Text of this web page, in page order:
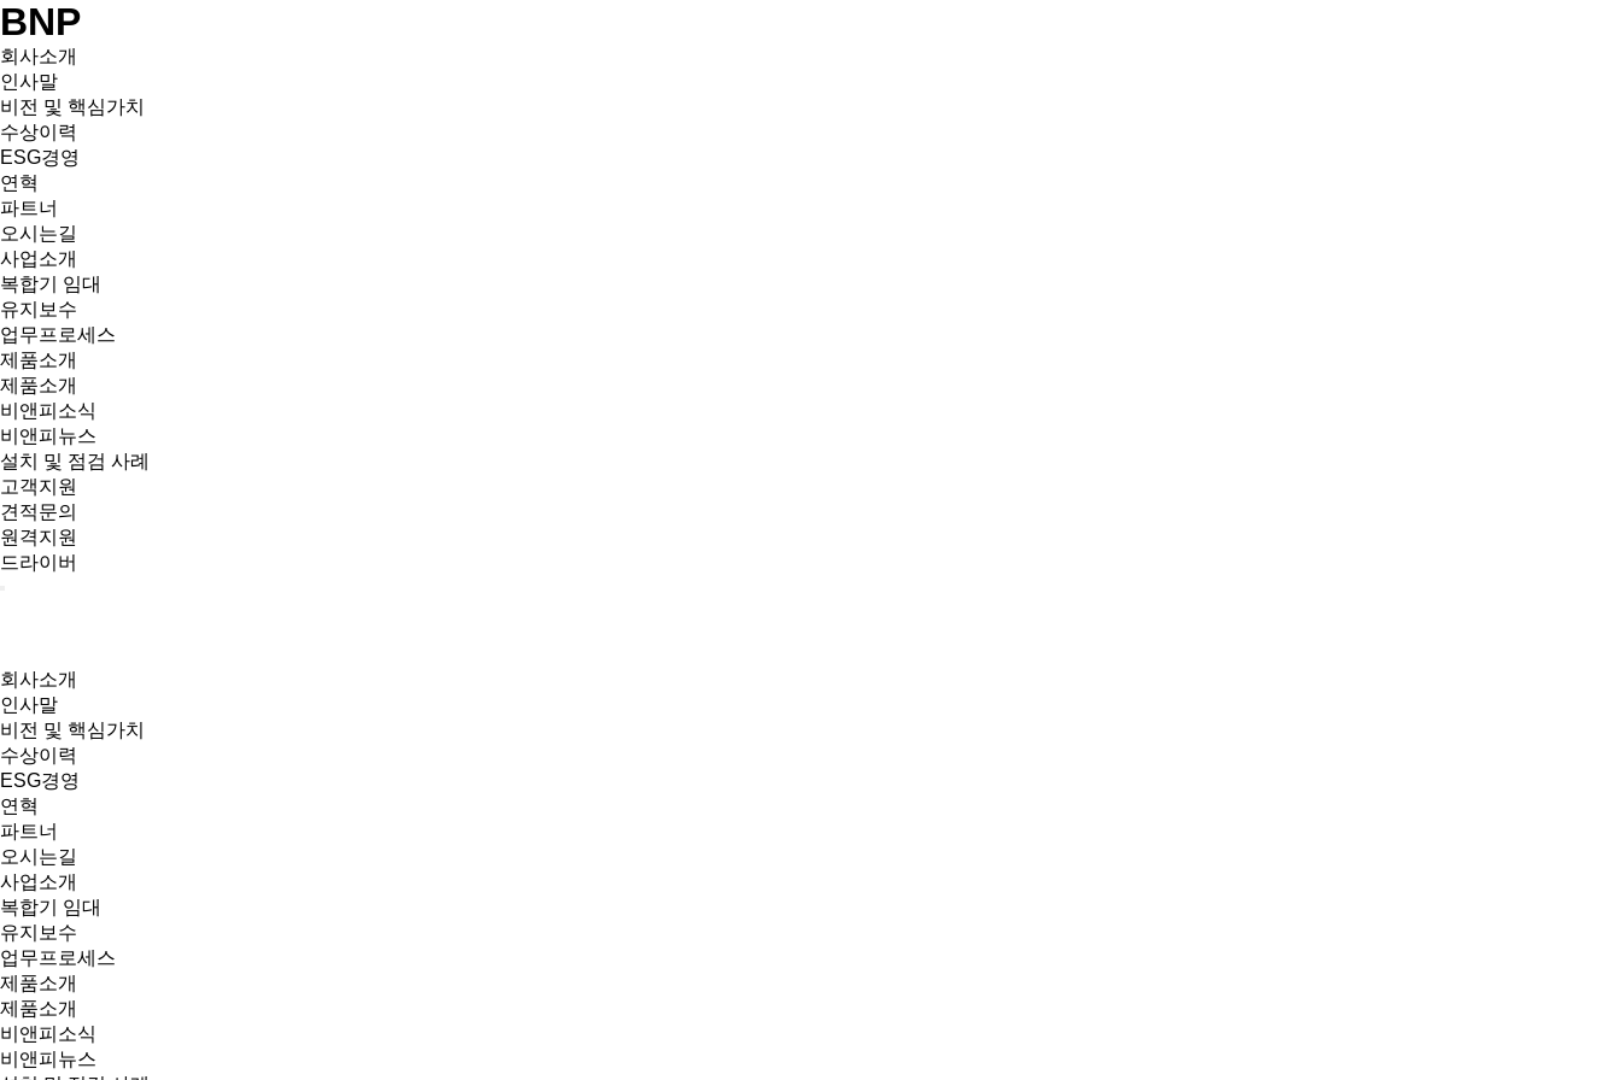
BNP
회사소개
인사말
비전 및 핵심가치
수상이력
ESG경영
연혁
파트너
오시는길
사업소개
복합기 임대
유지보수
업무프로세스
제품소개
제품소개
비앤피소식
비앤피뉴스
설치 및 점검 사례
고객지원
견적문의
원격지원
드라이버
회사소개
인사말
비전 및 핵심가치
수상이력
ESG경영
연혁
파트너
오시는길
사업소개
복합기 임대
유지보수
업무프로세스
제품소개
제품소개
비앤피소식
비앤피뉴스